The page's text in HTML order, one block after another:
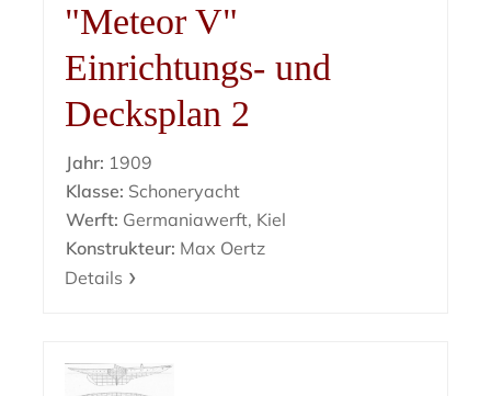
"Meteor V"
Einrichtungs- und
Decksplan 2
Jahr: 1909
Klasse: Schoneryacht
Werft: Germaniawerft, Kiel
Konstrukteur: Max Oertz
Details